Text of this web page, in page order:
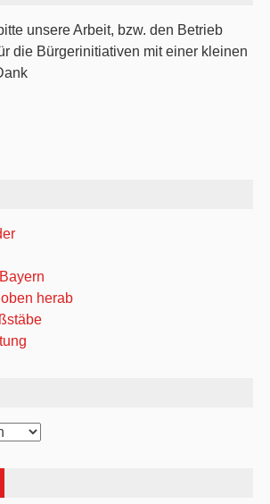
unsere Arbeit, bzw. den Betrieb
die Bürgerinitiativen mit einer kleinen
herab